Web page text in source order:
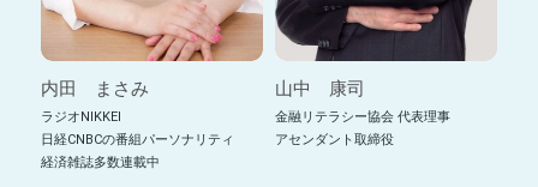
内田 まさみ
ラジオNIKKEI
日経CNBCの番組パーソナリティ
経済雑誌多数連載中
山中 康司
金融リテラシー協会 代表理事
アセンダント取締役